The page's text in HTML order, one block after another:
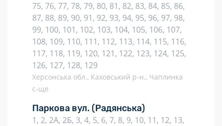
75, 76, 77, 78, 79, 80, 81, 82, 83, 84, 85, 86,
87, 88, 89, 90, 91, 92, 93, 94, 95, 96, 97, 98,
99, 100, 101, 102, 103, 104, 105, 106, 107,
108, 109, 110, 111, 112, 113, 114, 115, 116,
117, 118, 119, 120, 121, 122, 123, 124, 125,
126, 127, 128, 129
Херсонська обл., Каховський р-н., Чаплинка
с-ще
Паркова вул. (Радянська)
1, 2, 2А, 2Б, 3, 4, 5, 6, 7, 8, 9, 10, 11, 12, 13,